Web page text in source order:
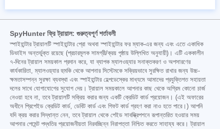
SpyHunter ফ্রি ট্রায়াল: গুরুত্বপূর্ণ শর্তাবলী
স্পাইহান্টার ট্রায়ালটি স্পাইহান্টার প্রো অথবা স্পাইহান্টার ফর ম্যাক-এর জন্য এবং এতে একাধিক
ডিভাইস অন্তর্ভুক্ত রয়েছে (প্রচারমূলক সামগ্রী/ক্রয় পৃষ্ঠায় উল্লিখিত অনুযায়ী)। এটি এককালীন
৭-দিনের ট্রায়াল সময়কাল প্রদান করে, যা ব্যাপক ম্যালওয়্যার সনাক্তকরণ ও অপসারণের
কার্যকারিতা, ম্যালওয়্যার হুমকি থেকে আপনার সিস্টেমকে সক্রিয়ভাবে সুরক্ষিত রাখার জন্য উচ্চ-
ক্ষমতাসম্পন্ন সুরক্ষা ব্যবস্থা এবং স্পাইহান্টার হেল্পডেস্কের মাধ্যমে আমাদের প্রযুক্তিগত সহায়তা
দলের সাথে যোগাযোগের সুযোগ দেয়। ট্রায়াল সময়কালে আপনার কাছ থেকে অগ্রিম কোনো চার্জ
নেওয়া হবে না, তবে ট্রায়ালটি সক্রিয় করার জন্য একটি ক্রেডিট কার্ড প্রয়োজন। (এই অফারের
অধীনে প্রিপেইড ক্রেডিট কার্ড, ডেবিট কার্ড এবং গিফট কার্ড গ্রহণ করা নাও হতে পারে।) আপনি
যদি ক্রয় করার সিদ্ধান্ত নেন, তবে ট্রায়াল থেকে পেইড সাবস্ক্রিপশনে রূপান্তরিত হওয়ার সময়
আপনার পেমেন্ট পদ্ধতির প্রয়োজনীয়তা নিরবচ্ছিন্ন নিরাপত্তা নিশ্চিত করতে সাহায্য করে। ট্রায়াল